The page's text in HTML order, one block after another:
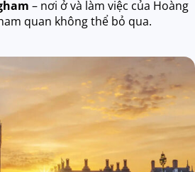
– nơi ở và làm việc của Hoàng
quan không thể bỏ qua.